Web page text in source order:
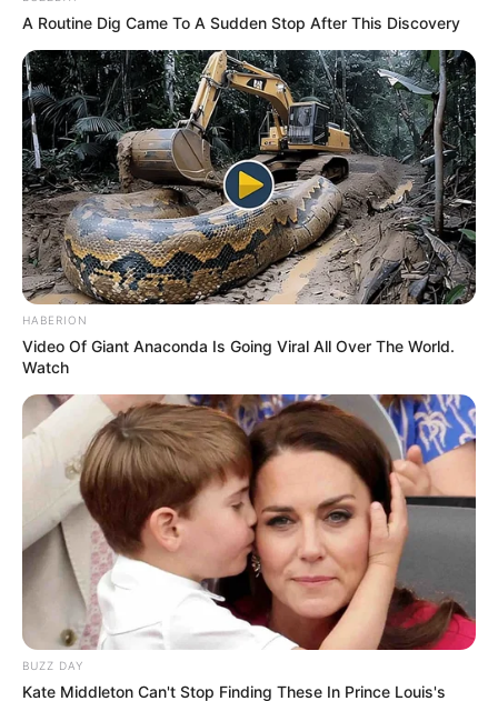
A Routine Dig Came To A Sudden Stop After This Discovery
HABERION
Video Of Giant Anaconda Is Going Viral All Over The World.
Watch
BUZZ DAY
Kate Middleton Can't Stop Finding These In Prince Louis's